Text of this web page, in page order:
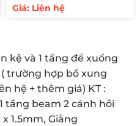
Giá: Liên hệ
kệ và 1 tầng để xuống
trường hợp bổ xung
hệ + thêm giá) KT :
tầng beam 2 cánh hồi
1.5mm, Giằng